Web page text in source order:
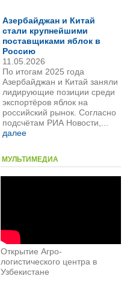
Азербайджан и Китай
стали крупнейшими
поставщиками яблок в
Россию
11.05.2026
По итогам 2025 года
Азербайджан и Китай заняли
лидирующие позиции среди
экспортёров яблок на
российский рынок. Согласно
подсчётам РИА Новости,...
далее
МУЛЬТИМЕДИА
Открытие Агро-
логистического центра в
Узбекистане